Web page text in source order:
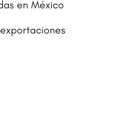
en México